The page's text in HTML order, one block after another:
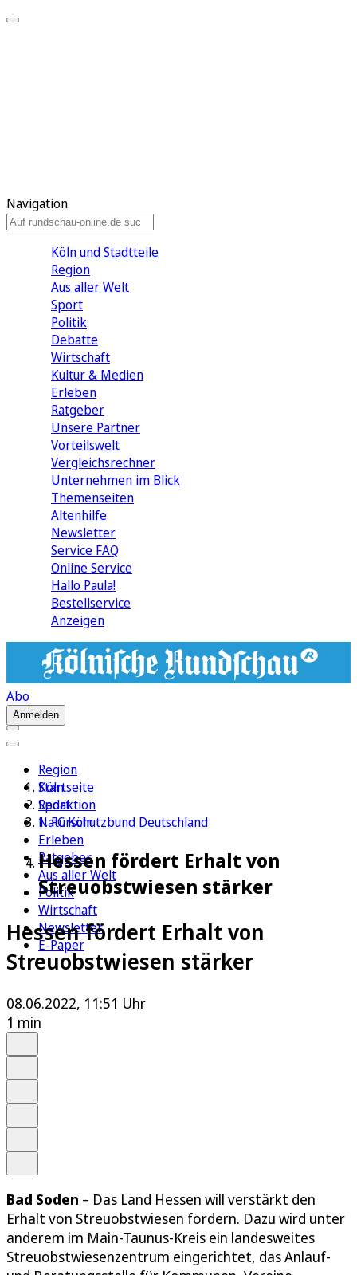
Navigation
Köln und Stadtteile
Region
Aus aller Welt
Sport
Politik
Debatte
Wirtschaft
Kultur & Medien
Erleben
Ratgeber
Unsere Partner
Vorteilswelt
Vergleichsrechner
Unternehmen im Blick
Themenseiten
Altenhilfe
Newsletter
Service FAQ
Online Service
Hallo Paula!
Bestellservice
Anzeigen
Abo
Anmelden
Region
Köln
Sport
1. FC Köln
Erleben
Ratgeber
Aus aller Welt
Politik
Wirtschaft
Newsletter
E-Paper
Startseite
Redaktion
Naturschutzbund Deutschland
Hessen fördert Erhalt von
Streuobstwiesen stärker
Hessen fördert Erhalt von
Streuobstwiesen stärker
08.06.2022, 11:51 Uhr
1 min
Bad Soden – Das Land Hessen will verstärkt den
Erhalt von Streuobstwiesen fördern. Dazu wird unter
anderem im Main-Taunus-Kreis ein landesweites
Streuobstwiesenzentrum eingerichtet, das Anlauf-